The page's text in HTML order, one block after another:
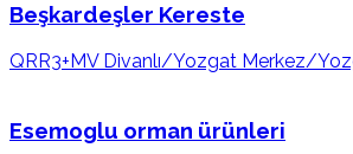
Beşkardeşler Kereste
QRR3+MV Divanlı/Yozgat Merkez/
Esemoglu orman ürünleri